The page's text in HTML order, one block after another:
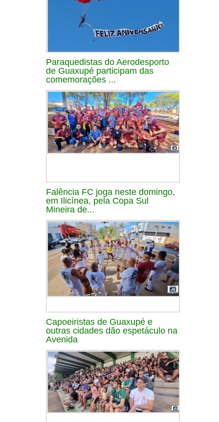
Paraquedistas do Aerodesporto
de Guaxupé participam das
comemorações ...
Falência FC joga neste domingo,
em Ilicínea, pela Copa Sul
Mineira de...
Capoeiristas de Guaxupé e
outras cidades dão espetáculo na
Avenida